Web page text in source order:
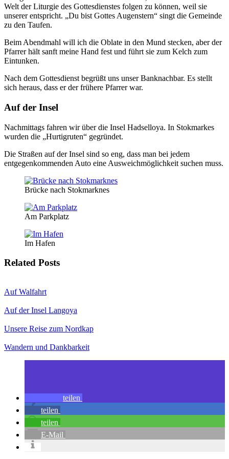
Welt der Liturgie des Gottesdienstes folgen zu können, weil sie
unserer entspricht. „Du bist Gottes Augenstern“ singt die Gemeinde
zu den Taufen.
Beim Abendmahl will ich die Oblate in den Mund stecken, aber der
Pfarrer hält sanft meine Hand fest und führt sie zum Kelch zum
Eintunken.
Nach dem Gottesdienst begrüßt uns unser Banknachbar. Es stellt
sich heraus, dass er der frühere Pfarrer war.
Auf der Insel
Nachmittags fahren wir über die Insel Hadselloya. In Stokmarkes
wurden die „Hurtigruten“ gegründet.
Die Straßen auf der Insel sind so eng, dass man bei jedem
entgegenkommenden Auto eine Ausweichmöglichkeit suchen muss.
Brücke nach Stokmarknes
Am Parkplatz
Im Hafen
Related Posts
Auf Walfahrt
Auf der Insel Langoya
Unsere Reise zum Nordkap
Wandern und Dankbarkeit
teilen
teilen
teilen
E-Mail